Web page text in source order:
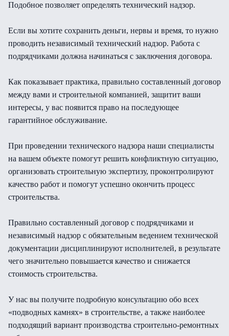
Подобное позволяет определять технический надзор.
Если вы хотите сохранить деньги, нервы и время, то нужно
проводить независимый технический надзор. Работа с
подрядчиками должна начинаться с заключения договора.
Как показывает практика, правильно составленный договор
между вами и строительной компанией, защитит ваши
интересы, у вас появится право на последующее
гарантийное обслуживание.
При проведении технического надзора наши специалисты
на вашем объекте помогут решить конфликтную ситуацию,
организовать строительную экспертизу, проконтролируют
качество работ и помогут успешно окончить процесс
строительства.
Правильно составленный договор с подрядчиками и
независимый надзор с обязательным ведением технической
документации дисциплинируют исполнителей, в результате
чего значительно повышается качество и снижается
стоимость строительства.
У нас вы получите подробную консультацию обо всех
«подводных камнях» в строительстве, а также наиболее
подходящий вариант производства строительно-ремонтных